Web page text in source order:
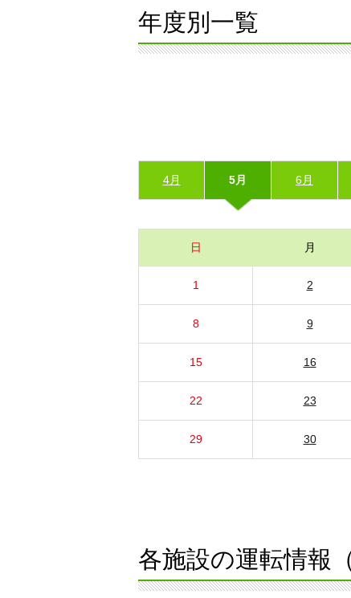
年度別一覧
4月 5月 6月
日 月
1 2
8 9
15 16
22 23
29 30
各施設の運転情報